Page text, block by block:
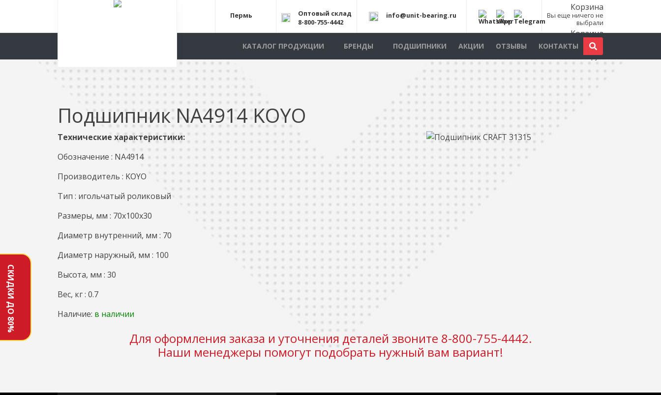
СКИДКИ ДО 80%
Пермь
Оптовый склад
8-800-755-4442
info@unit-bearing.ru
Корзина
Вы еще ничего не
выбрали
Корзина
Всего товаров:
0
шт., на сумму:
руб.
КАТАЛОГ ПРОДУКЦИИ БРЕНДЫ ПОДШИПНИКИ АКЦИИ ОТЗЫВЫ КОНТАКТЫ
Подшипник NA4914 KOYO
Технические характеристики:
Обозначение : NA4914
Производитель : KOYO
Тип : игольчатый роликовый
Размеры, мм : 70x100x30
Диаметр внутренний, мм : 70
Диаметр наружный, мм : 100
Высота, мм : 30
Вес, кг : 0.7
Наличие: в наличии
Для оформления заказа и уточнения деталей звоните 8-800-755-4442.
Наши менеджеры помогут подобрать нужный вам вариант!